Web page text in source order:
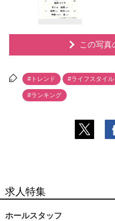
この写真
#トレンド #ライフスタイル
#ランキング
求人特集
ホールスタッフ